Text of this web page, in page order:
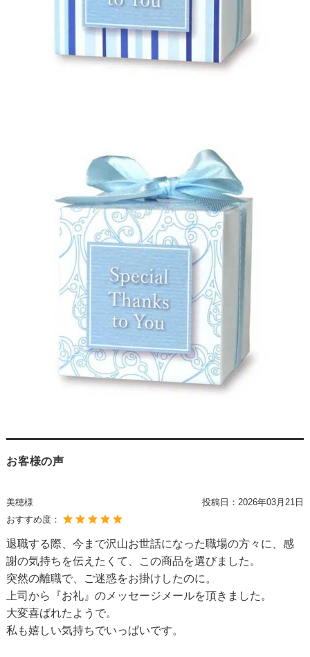
お客様の声
美穂様 投稿日： 2026年03月21日
おすすめ度：
退職する際、今まで沢山お世話になった職場の方々に、感
謝の気持ちを伝えたくて、この商品を選びました。
突然の離職で、ご迷惑をお掛けしたのに。
上司から『お礼』のメッセージメールを頂きました。
大変喜ばれたようで。
私も嬉しい気持ちでいっぱいです。